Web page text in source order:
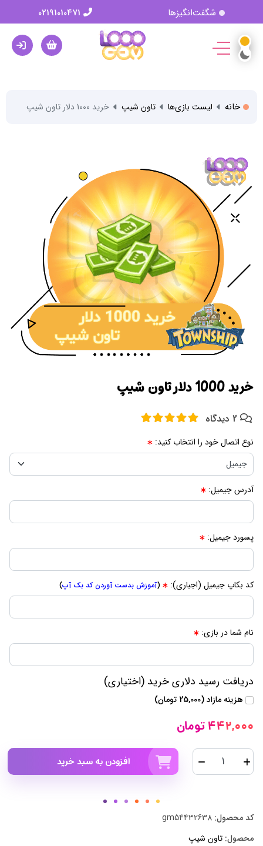
شگفت‌انگیزها
خانه لیست بازی‌ها تاون شیپ خرید 1000 دلار تاون شیپ
خرید 1000 دلار تاون شیپ
نوع اتصال خود را انتخاب کنید:
آدرس جیمیل:
پسورد جیمیل:
کد بکاپ جیمیل (اجباری): (آموزش بدست آوردن کد بک آپ)
نام شما در بازی:
دریافت رسید دلاری خرید (اختیاری)
هزینه مازاد (25,000 تومان)
442,000 تومان
افزودن به سبد خرید
کد محصول:
محصول: تاون شیپ